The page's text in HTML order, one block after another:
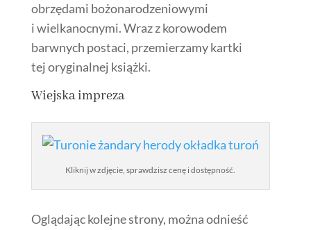
obrzędami bożonarodzeniowymi
i wielkanocnymi. Wraz z korowodem
barwnych postaci, przemierzamy kartki
tej oryginalnej książki.
Wiejska impreza
Kliknij w zdjęcie, sprawdzisz cenę i dostępność.
Oglądając kolejne strony, można odnieść